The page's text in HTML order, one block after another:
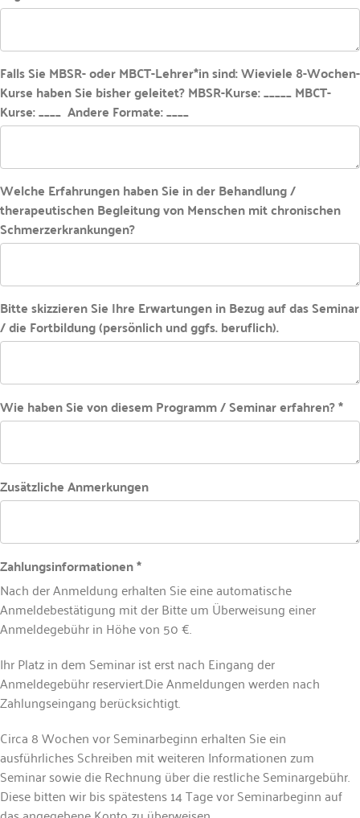
Falls Sie MBSR- oder MBCT-Lehrer*in sind: Wieviele 8-Wochen-
Kurse haben Sie bisher geleitet? MBSR-Kurse: _____ MBCT-
Kurse: ____ Andere Formate: ____
Welche Erfahrungen haben Sie in der Behandlung /
therapeutischen Begleitung von Menschen mit chronischen
Schmerzerkrankungen?
Bitte skizzieren Sie Ihre Erwartungen in Bezug auf das Seminar
/ die Fortbildung (persönlich und ggfs. beruflich).
Wie haben Sie von diesem Programm / Seminar erfahren? *
Zusätzliche Anmerkungen
Zahlungsinformationen *
Nach der Anmeldung erhalten Sie eine automatische
Anmeldebestätigung mit der Bitte um Überweisung einer
Anmeldegebühr in Höhe von 50 €.
Ihr Platz in dem Seminar ist erst nach Eingang der
Anmeldegebühr reserviert.Die Anmeldungen werden nach
Zahlungseingang berücksichtigt.
Circa 8 Wochen vor Seminarbeginn erhalten Sie ein
ausführliches Schreiben mit weiteren Informationen zum
Seminar sowie die Rechnung über die restliche Seminargebühr.
Diese bitten wir bis spätestens 14 Tage vor Seminarbeginn auf